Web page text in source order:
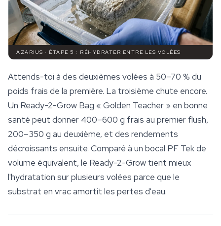
AZARIUS · ÉTAPE 5 : RÉHYDRATER ENTRE LES VOLÉES
Attends-toi à des deuxièmes volées à 50–70 % du
poids frais de la première. La troisième chute encore.
Un Ready-2-Grow Bag « Golden Teacher » en bonne
santé peut donner 400–600 g frais au premier flush,
200–350 g au deuxième, et des rendements
décroissants ensuite. Comparé à un bocal PF Tek de
volume équivalent, le Ready-2-Grow tient mieux
l'hydratation sur plusieurs volées parce que le
substrat en vrac amortit les pertes d'eau.